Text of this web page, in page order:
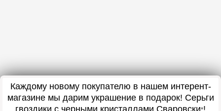
Каждому новому покупателю в нашем интерент-
магазине мы дарим украшение в подарок! Серьги
гвоздики с черными кристаллами Сваровски !